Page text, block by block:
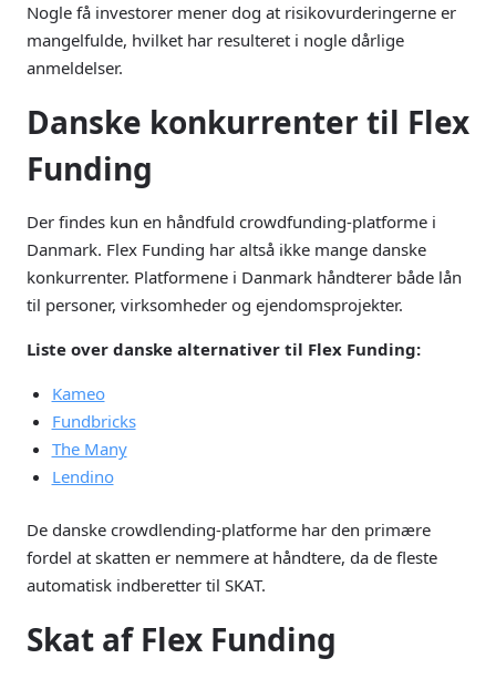
Nogle få investorer mener dog at risikovurderingerne er
mangelfulde, hvilket har resulteret i nogle dårlige
anmeldelser.
Danske konkurrenter til Flex
Funding
Der findes kun en håndfuld crowdfunding-platforme i
Danmark. Flex Funding har altså ikke mange danske
konkurrenter. Platformene i Danmark håndterer både lån
til personer, virksomheder og ejendomsprojekter.
Liste over danske alternativer til Flex Funding:
Kameo
Fundbricks
The Many
Lendino
De danske crowdlending-platforme har den primære
fordel at skatten er nemmere at håndtere, da de fleste
automatisk indberetter til SKAT.
Skat af Flex Funding